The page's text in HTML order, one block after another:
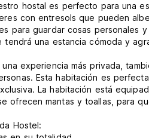
hostal es perfecto para una
con entresols que pueden
para guardar cosas personales
una estancia cómoda y
experiencia más privada,
Esta habitación es
La habitación está
ofrecen mantas y toallas, para
Hostel: